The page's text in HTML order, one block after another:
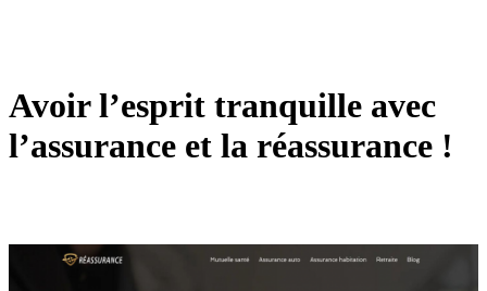
Avoir l’esprit tranquille avec
l’assurance et la réassurance !